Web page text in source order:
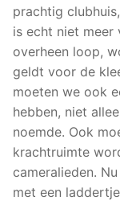
prachtig
is echt niet meer
overheen loop,
geldt voor de
moeten we ook
hebben, niet
noemde. Ook
krachtruimte
cameralieden.
met een